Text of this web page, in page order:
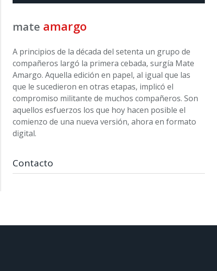
mate amargo
A principios de la década del setenta un grupo de
compañeros largó la primera cebada, surgía Mate
Amargo. Aquella edición en papel, al igual que las
que le sucedieron en otras etapas, implicó el
compromiso militante de muchos compañeros. Son
aquellos esfuerzos los que hoy hacen posible el
comienzo de una nueva versión, ahora en formato
digital.
Contacto